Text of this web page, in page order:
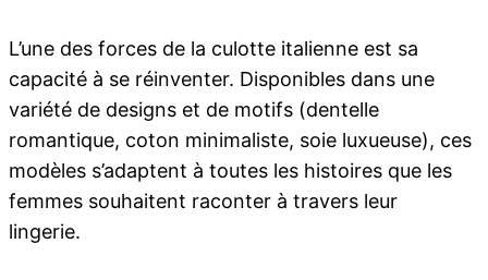
L’une des forces de la culotte italienne est sa
capacité à se réinventer. Disponibles dans une
variété de designs et de motifs (dentelle
romantique, coton minimaliste, soie luxueuse), ces
modèles s’adaptent à toutes les histoires que les
femmes souhaitent raconter à travers leur
lingerie.